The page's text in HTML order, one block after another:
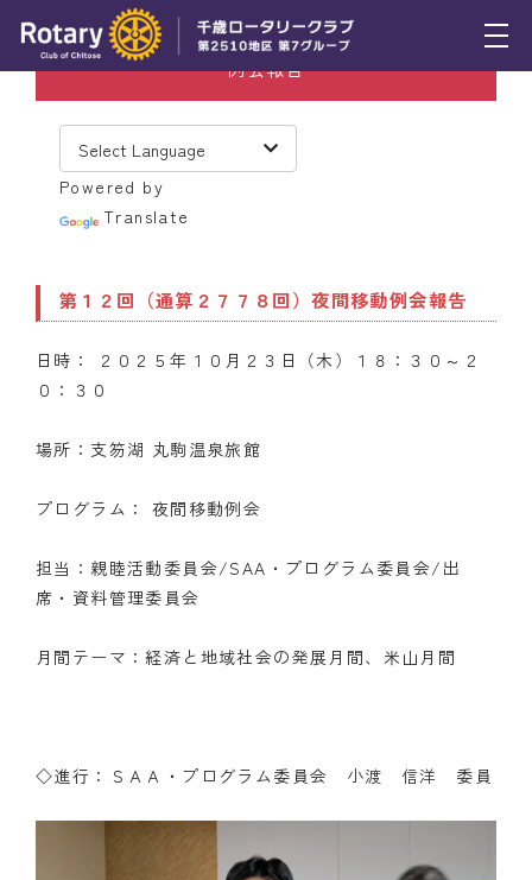
トピックス
例会報告
スケジュール
年間プログラム
クラブの歴史
例会報告
Powered by
Translate
第１２回（通算２７７８回）夜間移動例会報告
日時： ２０２５年１０月２３日（木）１８：３０～２
０：３０
場所：支笏湖 丸駒温泉旅館
プログラム： 夜間移動例会
担当：親睦活動委員会/SAA・プログラム委員会/出
席・資料管理委員会
月間テーマ：経済と地域社会の発展月間、米山月間
◇進行：ＳＡＡ・プログラム委員会 小渡 信洋 委員